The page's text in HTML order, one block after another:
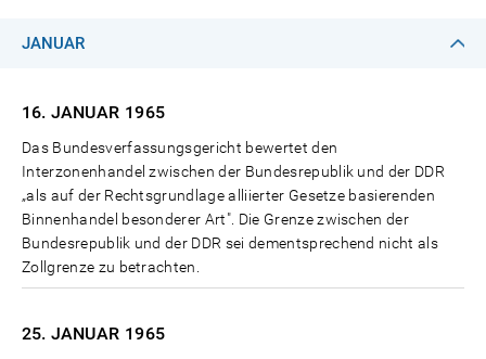
JANUAR
16. JANUAR 1965
Das Bundesverfassungsgericht bewertet den
Interzonenhandel zwischen der Bundesrepublik und der DDR
„als auf der Rechtsgrundlage alliierter Gesetze basierenden
Binnenhandel besonderer Art". Die Grenze zwischen der
Bundesrepublik und der DDR sei dementsprechend nicht als
Zollgrenze zu betrachten.
25. JANUAR 1965